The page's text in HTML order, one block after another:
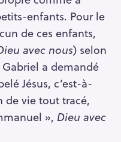
enfants. Pour le
de ces enfants,
avec nous) selon
Gabriel a demandé
Jésus, c’est-à-
de vie tout tracé,
», Dieu avec